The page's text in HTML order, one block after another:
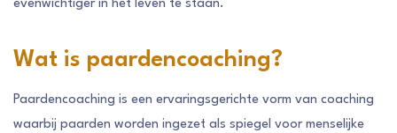
evenwichtiger in het leven te staan.
Wat is paardencoaching?
Paardencoaching is een ervaringsgerichte vorm van coaching
waarbij paarden worden ingezet als spiegel voor menselijke